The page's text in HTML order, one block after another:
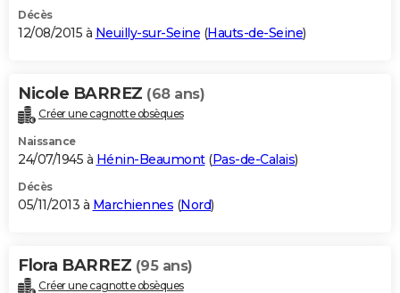
Décès
12/08/2015 à Neuilly-sur-Seine (Hauts-de-Seine)
Nicole BARREZ (68 ans)
Créer une cagnotte obsèques
Naissance
24/07/1945 à Hénin-Beaumont(Pas-de-Calais)
Décès
05/11/2013 à Marchiennes (Nord)
Flora BARREZ (95 ans)
Créer une cagnotte obsèques